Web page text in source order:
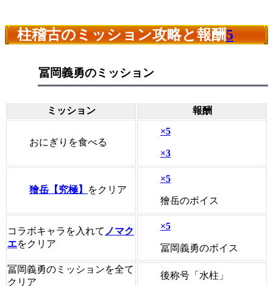
柱稽古のミッション攻略と報酬5
冨岡義勇のミッション
ミッション 報酬
おにぎりを食べる
×5
×3
獪岳【究極】 をクリア
×5
獪岳のボイス
コラボキャラを入れて ノマク
エをクリア
×5
冨岡義勇のボイス
冨岡義勇のミッションを全て
クリア
後称号「水柱」